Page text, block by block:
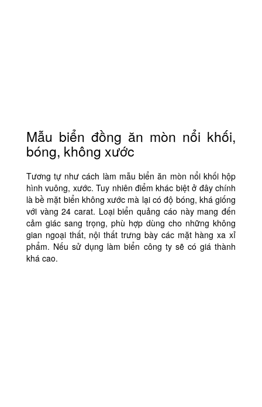
Mẫu biển đồng ăn mòn nổi khối,
bóng, không xước
Tương tự như cách làm mẫu biển ăn mòn nổi khối hộp
hình vuông, xước. Tuy nhiên điểm khác biệt ở đây chính
là bề mặt biển không xước mà lại có độ bóng, khá giống
với vàng 24 carat. Loại biển quảng cáo này mang đến
cảm giác sang trọng, phù hợp dùng cho những không
gian ngoại thất, nội thất trưng bày các mặt hàng xa xỉ
phẩm. Nếu sử dụng làm biển công ty sẽ có giá thành
khá cao.